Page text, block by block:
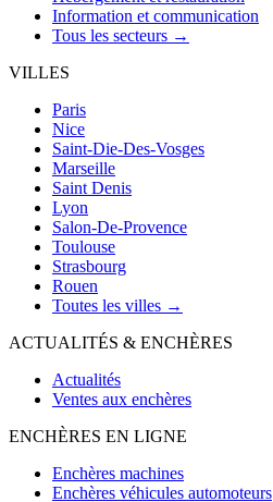
Information et communication
Tous les secteurs →
VILLES
Paris
Nice
Saint-Die-Des-Vosges
Marseille
Saint Denis
Lyon
Salon-De-Provence
Toulouse
Strasbourg
Rouen
Toutes les villes →
ACTUALITÉS & ENCHÈRES
Actualités
Ventes aux enchères
ENCHÈRES EN LIGNE
Enchères machines
Enchères véhicules automoteurs